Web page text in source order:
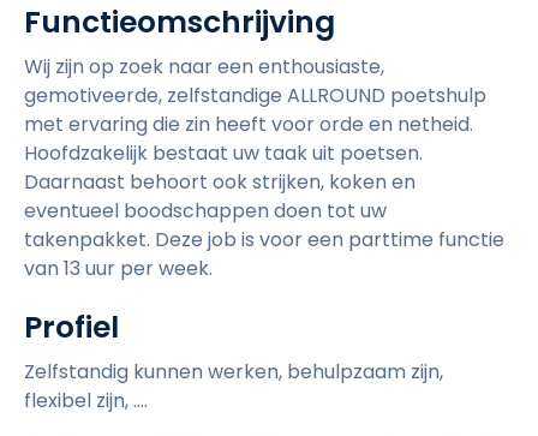
c
k
t
o
v
i
e
w
Functieomschrijving
Wij zijn op zoek naar een enthousiaste,
gemotiveerde, zelfstandige ALLROUND poetshulp
met ervaring die zin heeft voor orde en netheid.
Hoofdzakelijk bestaat uw taak uit poetsen.
Daarnaast behoort ook strijken, koken en
eventueel boodschappen doen tot uw
takenpakket. Deze job is voor een parttime functie
van 13 uur per week.
Profiel
Zelfstandig kunnen werken, behulpzaam zijn,
flexibel zijn, ....